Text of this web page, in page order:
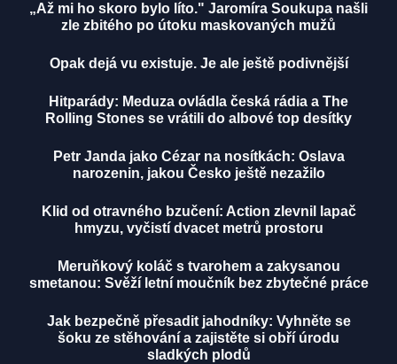
„Až mi ho skoro bylo líto." Jaromíra Soukupa našli
zle zbitého po útoku maskovaných mužů
Opak dejá vu existuje. Je ale ještě podivnější
Hitparády: Meduza ovládla česká rádia a The
Rolling Stones se vrátili do albové top desítky
Petr Janda jako Cézar na nosítkách: Oslava
narozenin, jakou Česko ještě nezažilo
Klid od otravného bzučení: Action zlevnil lapač
hmyzu, vyčistí dvacet metrů prostoru
Meruňkový koláč s tvarohem a zakysanou
smetanou: Svěží letní moučník bez zbytečné práce
Jak bezpečně přesadit jahodníky: Vyhněte se
šoku ze stěhování a zajistěte si obří úrodu
sladkých plodů